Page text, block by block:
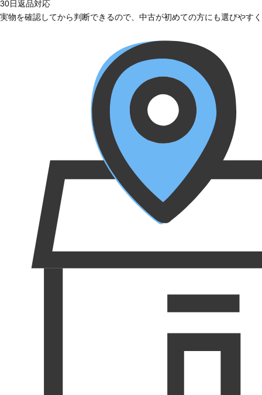
30日返品対応
実物を確認してから判断できるので、中古が初めての方にも選びやす